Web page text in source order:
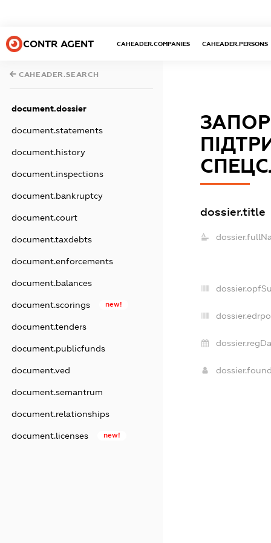
CONTR AGENT CAHEADER.COMPANIES CAHEADER.PERSONS
CAHEADER.SEARCH
document.dossier
document.statements
document.history
document.inspections
document.bankruptcy
document.court
document.taxdebts
document.enforcements
document.balances
document.scorings new!
document.tenders
document.publicfunds
document.ved
document.semantrum
document.relationships
document.licenses new!
dossier.title